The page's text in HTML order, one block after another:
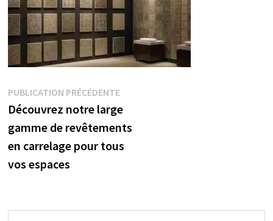
Navigation
de
l’article
PUBLICATION PRÉCÉDENTEPublication
précédente :
Découvrez notre large
gamme de revêtements
en carrelage pour tous
vos espaces